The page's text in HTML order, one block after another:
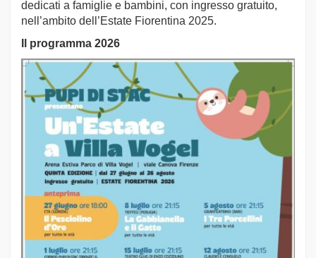
dedicati a famiglie e bambini, con ingresso gratuito,
nell’ambito dell’Estate Fiorentina 2025.
Il programma 2026